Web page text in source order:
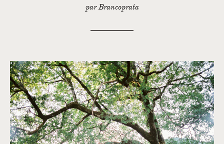
par Brancoprata